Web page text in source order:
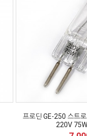
프로딘 GE-250 스트
220V